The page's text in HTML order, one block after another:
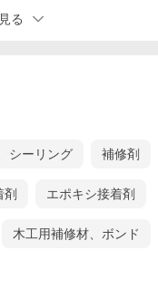
る
シーリング 補修剤
剤 エポキシ接着剤
木工用補修材、ボンド